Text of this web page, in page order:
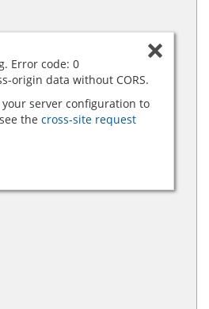
Error code: 0
origin data without CORS.
server configuration to
the cross-site request